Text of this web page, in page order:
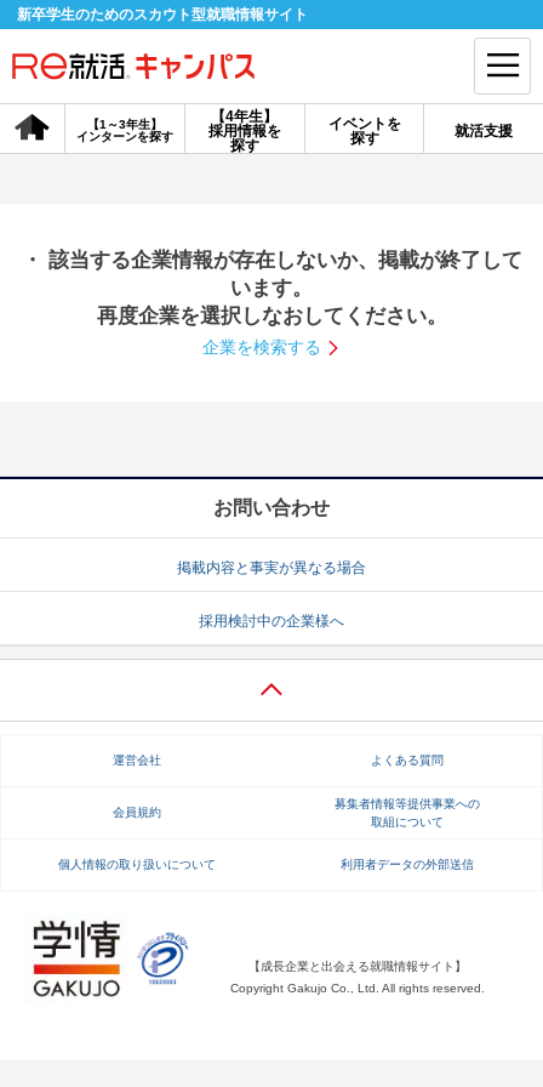
新卒学生のためのスカウト型就職情報サイト
【4年生】
採用情報を
探す
【1～3年生】
インターンを探す
イベントを
探す
就活支援
会員登録 ログイン
探す
【4年生】
説明会を探す
就活ノウハウ・サポート
就活ノウハウが満載！ お役立ち記事・相談室など
就活ニュースペーパー よくある質問
不明点があればこちら
・ 該当する企業情報が存在しないか、掲載が終了して
います。
再度企業を選択しなおしてください。
企業を検索する
お問い合わせ
掲載内容と事実が異なる場合
採用検討中の企業様へ
運営会社 よくある質問
会員規約
募集者情報等提供事業への
取組について
個人情報の取り扱いについて 利用者データの外部送信
【成長企業と出会える就職情報サイト】
Copyright Gakujo Co., Ltd. All rights reserved.